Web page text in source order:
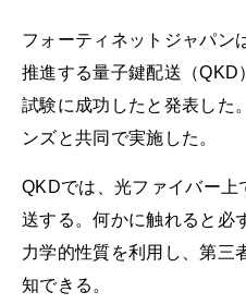
フォーティネットジャパン
推進する量子鍵配送（
試験に成功したと発表した
ンズと共同で実施した。
QKDでは、光ファイバー
送する。何かに触れると必
力学的性質を利用し、第三
知できる。